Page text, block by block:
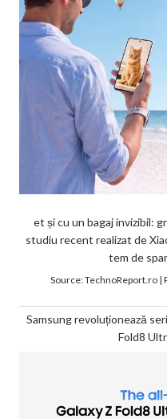
et și cu un bagaj invizibil:
studiu recent realizat de
tem de
Source:TechnoReport.ro|
Samsung revoluționează
Fold8